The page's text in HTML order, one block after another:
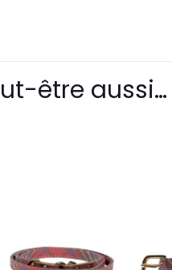
être aussi…